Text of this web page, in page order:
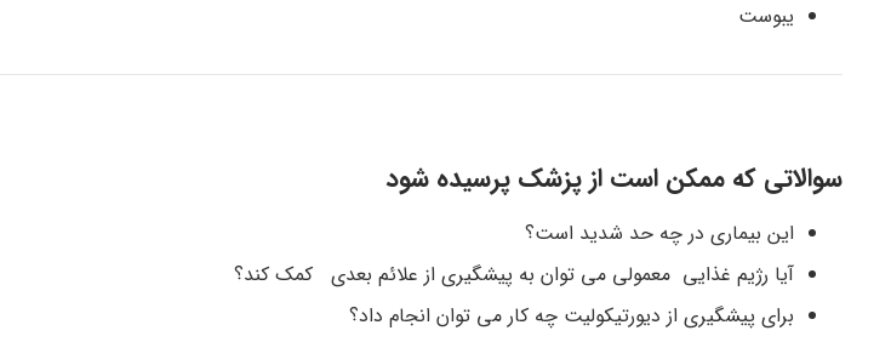
یبوست
سوالاتی که ممکن است از پزشک پرسیده شود
این بیماری در چه حد شدید است؟
آیا رژیم غذایی معمولی می توان به پیشگیری از علائم بعدی کمک کند؟
برای پیشگیری از دیورتیکولیت چه کار می توان انجام داد؟